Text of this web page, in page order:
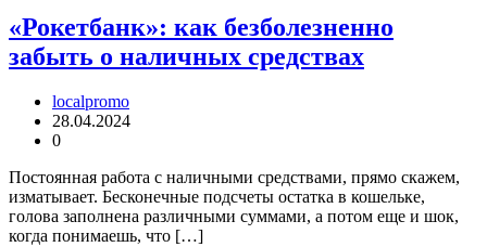
«Рокетбанк»: как безболезненно
забыть о наличных средствах
localpromo
28.04.2024
0
Постоянная работа с наличными средствами, прямо скажем,
изматывает. Бесконечные подсчеты остатка в кошельке,
голова заполнена различными суммами, а потом еще и шок,
когда понимаешь, что […]